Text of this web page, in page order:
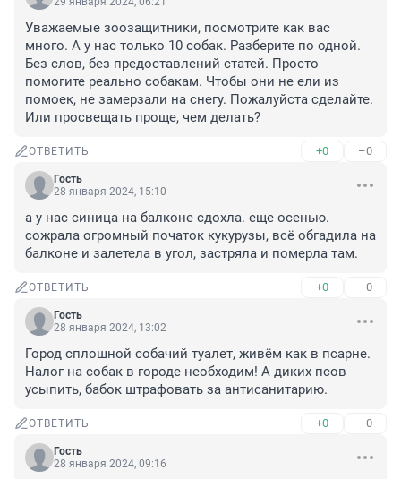
Уважаемые зоозащитники, посмотрите как вас
много. А у нас только 10 собак. Разберите по одной.
Без слов, без предоставлений статей. Просто
помогите реально собакам. Чтобы они не ели из
помоек, не замерзали на снегу. Пожалуйста сделайте.
Или просвещать проще, чем делать?
ОТВЕТИТЬ +0 –0
Гость
28 января 2024, 15:10
а у нас синица на балконе сдохла. еще осенью.
сожрала огромный початок кукурузы, всё обгадила на
балконе и залетела в угол, застряла и померла там.
ОТВЕТИТЬ +0 –0
Гость
28 января 2024, 13:02
Город сплошной собачий туалет, живём как в псарне.
Налог на собак в городе необходим! А диких псов
усыпить, бабок штрафовать за антисанитарию.
ОТВЕТИТЬ +0 –0
Гость
28 января 2024, 09:16